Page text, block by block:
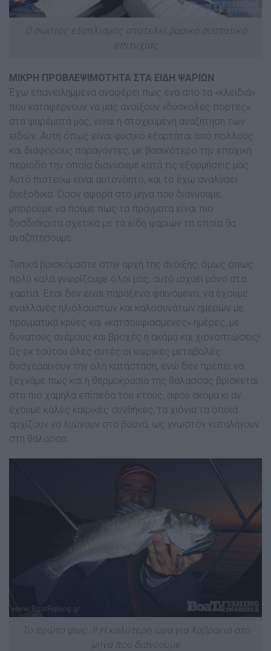
Ο σωστός εξοπλισμός αποτελεί βασικό συστατικό
επιτυχίας
ΜΙΚΡΗ ΠΡΟΒΛΕΨΙΜΟΤΗΤΑ ΣΤΑ ΕΙ∆Η ΨΑΡΙΩΝ
Έχω επανειληµµένα αναφέρει πως ένα από τα «κλειδιά»
που καταφέρνουν να µας ανοίξουν «δύσκολες πόρτες»
στα ψαρέματά µας, είναι η στοχευµένη αναζήτηση των
ειδών. Αυτή όπως είναι φυσικό εξαρτάται από πολλούς
και διάφορους παράγοντες, µε βασικότερο την εποχική
περίοδο την οποία διανύουµε κατά τις εξορµήσεις µας.
Αυτό πιστεύω είναι αυτονόητο, και το έχω αναλύσει
διεξοδικά. Όσον αφορά στο µήνα που διανύουµε,
µπορούµε να πούµε πως τα πράγµατα είναι πιο
δυσδιάκριτα σχετικά µε τα είδη ψαριών τα οποία θα
αναζητήσουµε.
Τυπικά βρισκόμαστε στην αρχή της άνοιξης, όµως όπως
πολύ καλά γνωρίζουµε όλοι µας, αυτό ισχύει µόνο στα
χαρτιά. Έτσι δεν είναι παράξενο φαινόμενο, να έχουμε
εναλλαγές ηλιόλουστων και καλοσυνάτων ημερών µε
πραγµατικά κρύες και «κατσουφιασµένες» ημέρες, µε
δυνατούς ανέμους και βροχές ή ακόµα και χιονοπτώσεις!
Ως εκ τούτου όλες αυτές οι καιρικές µεταβολές
δυσχεραίνουν την όλη κατάσταση, ενώ δεν πρέπει να
ξεχνάμε πως και η θερμοκρασία της θάλασσας βρίσκεται
στα πιο χαμηλά επίπεδα του έτους, αφού ακόµα κι αν
έχουµε καλές καιρικές συνθήκες, τα χιόνια τα οποία
αρχίζουν να λιώνουν στα βουνά, ως γνωστόν καταλήγουν
στη θάλασσα.
Το πρώτο φως..!! Η καλύτερη ώρα για λαβράκια στο
μήνα που διανύουμε